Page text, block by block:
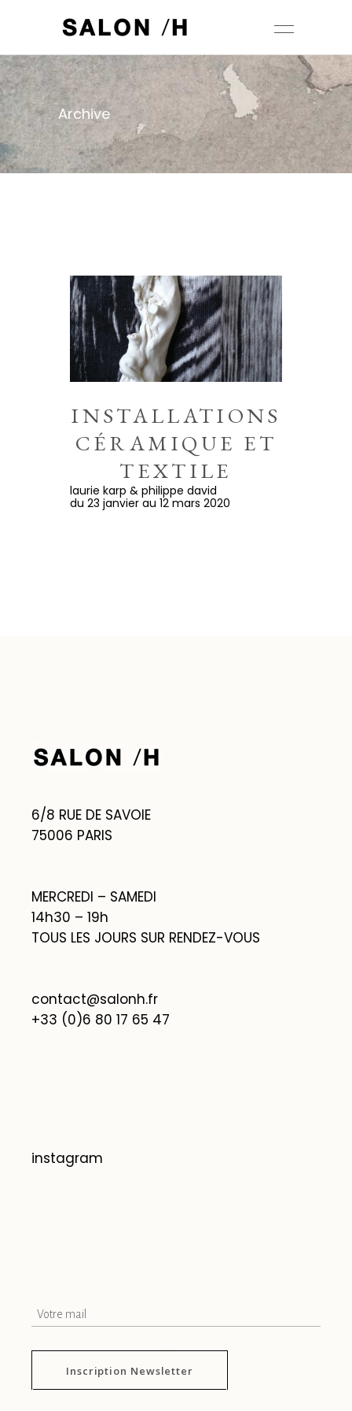
Archive
INSTALLATIONS
CÉRAMIQUE ET
TEXTILE
laurie karp & philippe david
du 23 janvier au 12 mars 2020
6/8 RUE DE SAVOIE
75006 PARIS
MERCREDI – SAMEDI
14h30 – 19h
TOUS LES JOURS SUR RENDEZ-VOUS
contact@salonh.fr
+33 (0)6 80 17 65 47
instagram
Inscription Newsletter